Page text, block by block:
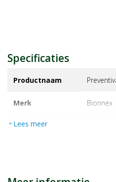
Specificaties
Productnaam
Merk bionnex
EAN
expand_more Lees meer